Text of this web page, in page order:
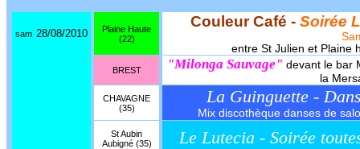
sam 28/08/2010
Plaine Haute
(22)
Couleur Café - Soirée
entre St Julien et Plaine
BREST "Milonga Sauvage" devant le bar
la
CHAVAGNE
(35)
La Guinguette -
Mix discothèque danses de
St Aubin
Aubigné (35)
Le Lutecia - Soirée